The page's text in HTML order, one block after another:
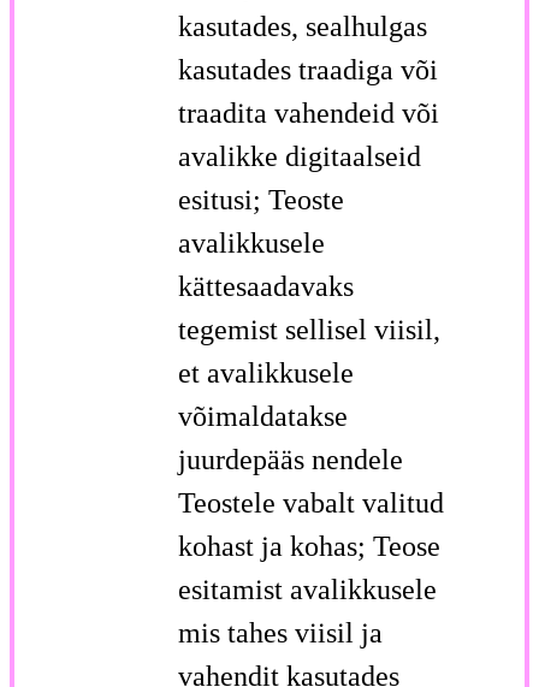
kasutades, sealhulgas
kasutades traadiga või
traadita vahendeid või
avalikke digitaalseid
esitusi; Teoste
avalikkusele
kättesaadavaks
tegemist sellisel viisil,
et avalikkusele
võimaldatakse
juurdepääs nendele
Teostele vabalt valitud
kohast ja kohas; Teose
esitamist avalikkusele
mis tahes viisil ja
vahendit kasutades